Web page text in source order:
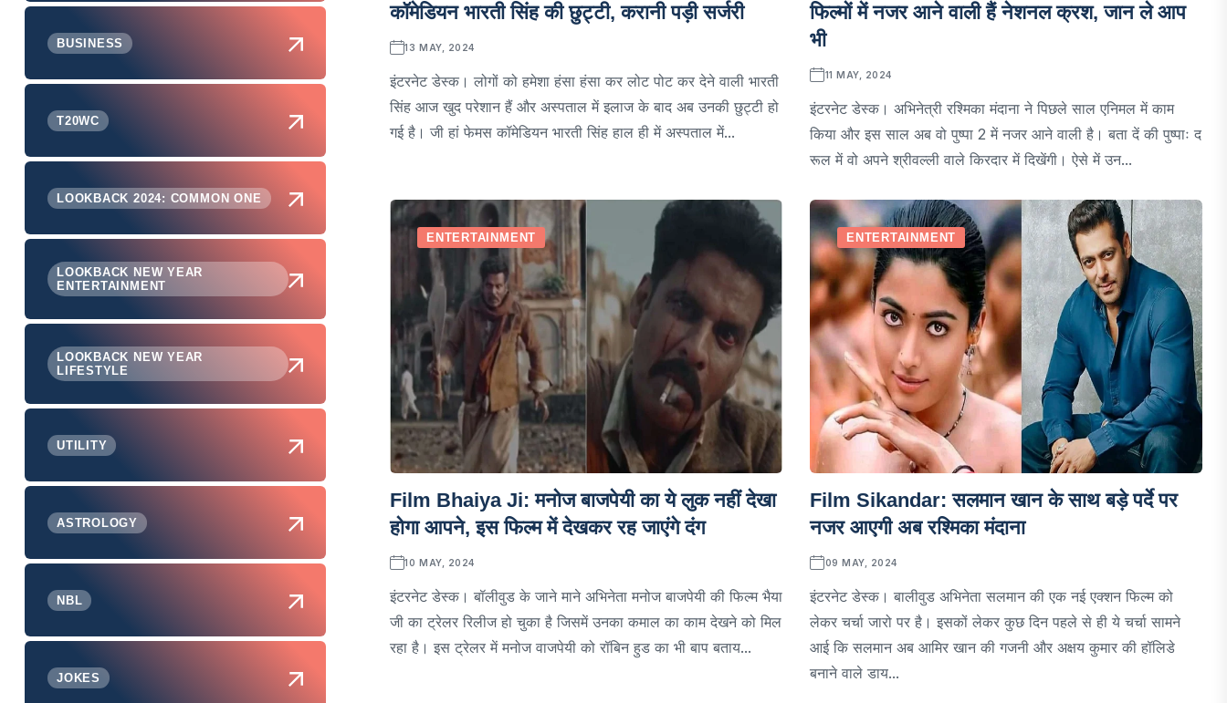
कॉमेडियन भारती सिंह की छुट्टी, करानी पड़ी सर्जरी
13 MAY, 2024
इंटरनेट डेस्क। लोगों को हमेशा हंसा हंसा कर लोट पोट कर देने वाली भारती
सिंह आज खुद परेशान हैं और अस्पताल में इलाज के बाद अब उनकी छुट्टी हो
गई है। जी हां फेमस कॉमेडियन भारती सिंह हाल ही में अस्पताल में...
फिल्मों में नजर आने वाली हैं नेशनल क्रश, जान ले आप
भी
11 MAY, 2024
इंटरनेट डेस्क। अभिनेत्री रश्मिका मंदाना ने पिछले साल एनिमल में काम
किया और इस साल अब वो पुष्पा 2 में नजर आने वाली है। बता दें की पुष्पाः द
रूल में वो अपने श्रीवल्ली वाले किरदार में दिखेंगी। ऐसे में उन...
ENTERTAINMENT
Film Bhaiya Ji: मनोज बाजपेयी का ये लुक नहीं देखा
होगा आपने, इस फिल्म में देखकर रह जाएंगे दंग
10 MAY, 2024
इंटरनेट डेस्क। बॉलीवुड के जाने माने अभिनेता मनोज बाजपेयी की फिल्म भैया
जी का ट्रेलर रिलीज हो चुका है जिसमें उनका कमाल का काम देखने को मिल
रहा है। इस ट्रेलर में मनोज वाजपेयी को रॉबिन हुड का भी बाप बताय...
ENTERTAINMENT
Film Sikandar: सलमान खान के साथ बड़े पर्दे पर
नजर आएगी अब रश्मिका मंदाना
09 MAY, 2024
इंटरनेट डेस्क। बालीवुड अभिनेता सलमान की एक नई एक्शन फिल्म को
लेकर चर्चा जारो पर है। इसकों लेकर कुछ दिन पहले से ही ये चर्चा सामने
आई कि सलमान अब आमिर खान की गजनी और अक्षय कुमार की हॉलिडे
बनाने वाले डाय...
BUSINESS
T20WC
LOOKBACK 2024: COMMON ONE
LOOKBACK NEW YEAR
ENTERTAINMENT
LOOKBACK NEW YEAR
LIFESTYLE
UTILITY
ASTROLOGY
NBL
JOKES